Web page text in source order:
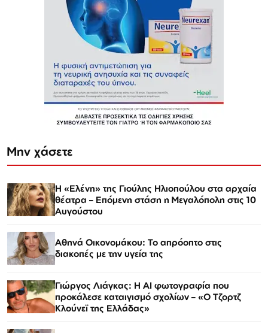
Μην χάσετε
Η «Ελένη» της Γιούλης Ηλιοπούλου στα αρχαία
θέατρα – Επόμενη στάση η Μεγαλόπολη στις 10
Αυγούστου
Αθηνά Οικονομάκου: Το απρόοπτο στις
διακοπές με την υγεία της
Γιώργος Λιάγκας: Η AI φωτογραφία που
προκάλεσε καταιγισμό σχολίων – «Ο Τζορτζ
Κλούνεϊ της Ελλάδας»